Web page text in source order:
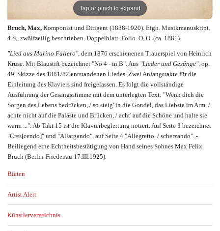
Tap or pinch to expand
Bruch, Max, Komponist und Dirigent (1838-1920). Eigh. Musikmanuskript.
4 S., zwölfzeilig beschrieben. Doppelblatt. Folio. O. O. (ca. 1881).
"Lied aus Marino Faliero", dem 1876 erschienenen Trauerspiel von Heinrich
Kruse. Mit Blaustift bezeichnet "No 4 - in B". Aus "Lieder und Gesänge", op.
49. Skizze des 1881/82 entstandenen Liedes. Zwei Anfangstakte für die
Einleitung des Klaviers sind freigelassen. Es folgt die vollständige
Ausführung der Gesangsstimme mit dem unterlegten Text: "Wenn dich die
Sorgen des Lebens bedrücken, / so steig' in die Gondel, das Liebste im Arm, /
achte nicht auf die Paläste und Brücken, / acht' auf die Schöne und halte sie
warm ...". Ab Takt 15 ist die Klavierbegleitung notiert. Auf Seite 3 bezeichnet
"Cres[cendo]" und "Allargando", auf Seite 4 "Allegretto. / scherzando". -
Beiliegend eine Echtheitsbestätigung von Hand seines Sohnes Max Felix
Bruch (Berlin-Friedenau 17.III.1925).
Bieten
Artist Alert
Künstlerverzeichnis